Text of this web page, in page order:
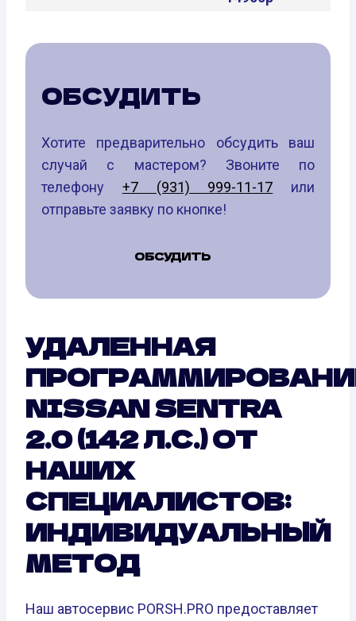
ОБСУДИТЬ
Хотите предварительно обсудить ваш
случай с мастером? Звоните по
телефону +7 (931) 999-11-17 или
отправьте заявку по кнопке!
ОБСУДИТЬ
УДАЛЕННАЯ
NISSAN SENTRA
2.0 (142 Л.С.) ОТ
НАШИХ
СПЕЦИАЛИСТОВ:
ИНДИВИДУАЛЬНЫЙ
МЕТОД
Наш автосервис PORSH.PRO предоставляет